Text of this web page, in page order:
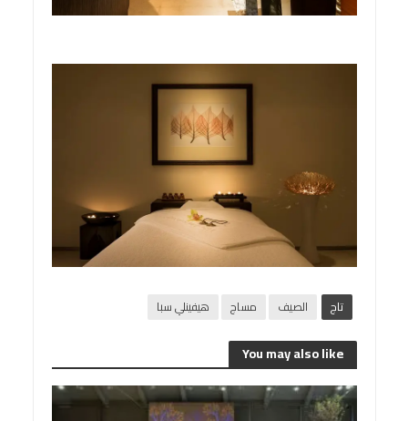
تاج الصيف مساج هيفينلي سبا
You may also like